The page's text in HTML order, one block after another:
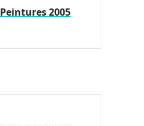
Peintures 2005